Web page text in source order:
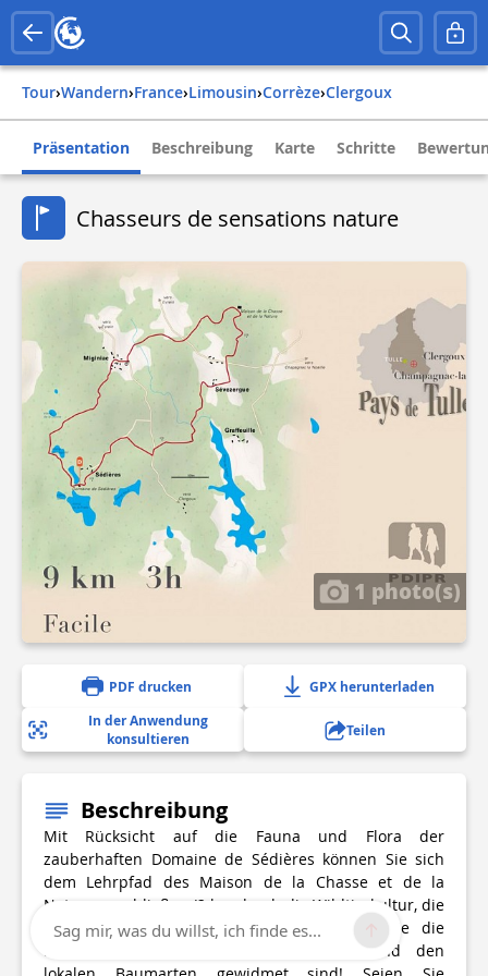
Tour› Wandern› france› limousin› corrèze› clergoux
Präsentation Beschreibung Karte Schritte
Chasseurs de sensations nature
1 photo(s)
PDF drucken
GPX herunterladen
In der Anwendung
konsultieren
Teilen
Beschreibung
Mit Rücksicht auf die Fauna und Flora der
zauberhaften Domaine de Sédières können Sie sich
dem Lehrpfad des Maison de la Chasse et de la
Nature anschließen (2 km durch die Wildtierkultur, die
Feuchtgebiete und den Teich). Entdecken Sie die
Informationstafeln, die den Wildtieren und den
Sag mir, was du willst, ich finde es...